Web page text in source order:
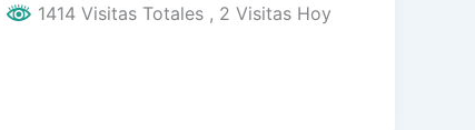
1414 Visitas Totales , 2 Visitas Hoy